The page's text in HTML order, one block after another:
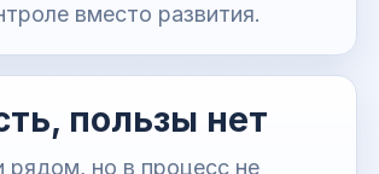
вместо развития.
пользы нет
рядом, но в процесс не